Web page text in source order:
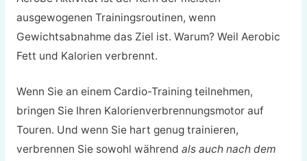
ausgewogenen Trainingsroutinen, wenn
Gewichtsabnahme das Ziel ist. Warum? Weil Aerobic
Fett und Kalorien verbrennt.
Wenn Sie an einem Cardio-Training teilnehmen,
bringen Sie Ihren Kalorienverbrennungsmotor auf
Touren. Und wenn Sie hart genug trainieren,
verbrennen Sie sowohl während als auch nach dem